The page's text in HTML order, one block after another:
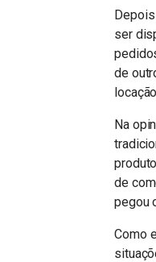
ser
de
Na
de
pegou
Como